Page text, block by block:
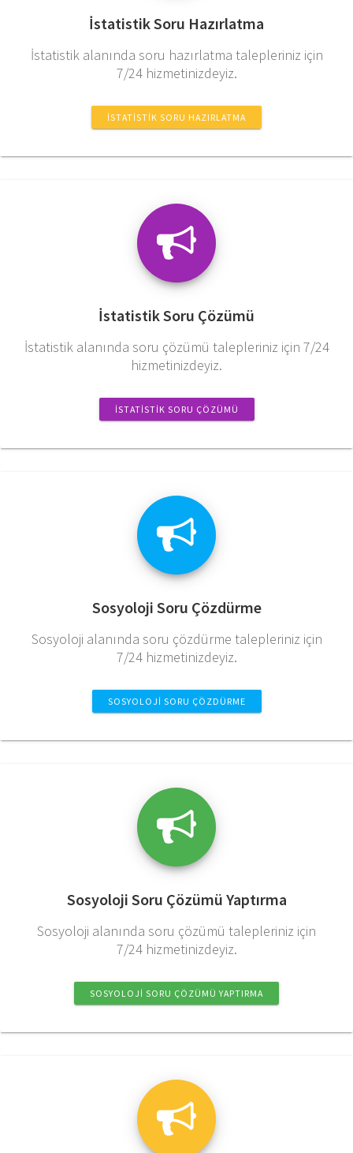
İstatistik Soru Hazırlatma
İstatistik alanında soru hazırlatma talepleriniz için
7/24 hizmetinizdeyiz.
İSTATISTIK SORU HAZIRLATMA
İstatistik Soru Çözümü
İstatistik alanında soru çözümü talepleriniz için 7/24
hizmetinizdeyiz.
İSTATISTIK SORU ÇÖZÜMÜ
Sosyoloji Soru Çözdürme
Sosyoloji alanında soru çözdürme talepleriniz için
7/24 hizmetinizdeyiz.
SOSYOLOJI SORU ÇÖZDÜRME
Sosyoloji Soru Çözümü Yaptırma
Sosyoloji alanında soru çözümü talepleriniz için
7/24 hizmetinizdeyiz.
SOSYOLOJI SORU ÇÖZÜMÜ YAPTIRMA